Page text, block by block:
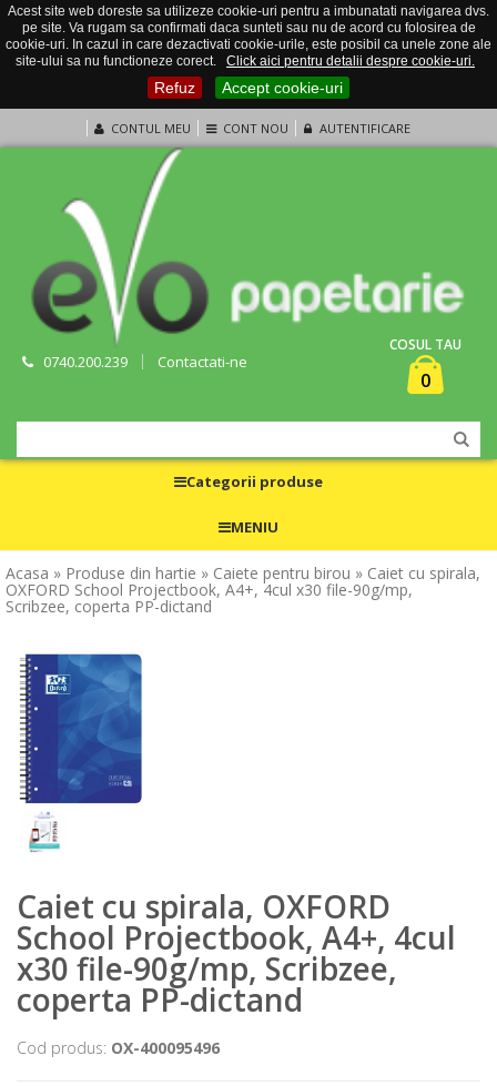
Acest site web doreste sa utilizeze cookie-uri pentru a imbunatati navigarea dvs.
pe site. Va rugam sa confirmati daca sunteti sau nu de acord cu folosirea de
cookie-uri. In cazul in care dezactivati cookie-urile, este posibil ca unele zone ale
site-ului sa nu functioneze corect.
Click aici pentru detalii despre cookie-uri.
Refuz Accept cookie-uri
CONTUL MEU CONT NOU AUTENTIFICARE
0740.200.239 Contactati-ne
COSUL TAU
0
Categorii produse
MENIU
Acasa » Produse din hartie » Caiete pentru birou » Caiet cu spirala,
OXFORD School Projectbook, A4+, 4cul x30 file-90g/mp,
Scribzee, coperta PP-dictand
Caiet cu spirala, OXFORD
School Projectbook, A4+, 4cul
x30 file-90g/mp, Scribzee,
coperta PP-dictand
Cod produs: OX-400095496